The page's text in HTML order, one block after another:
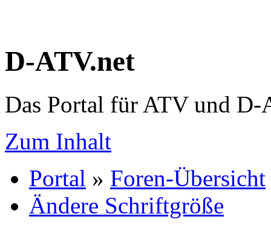
D-ATV.net
Das Portal für ATV und D-
Zum Inhalt
Portal » Foren-Übersicht
Ändere Schriftgröße